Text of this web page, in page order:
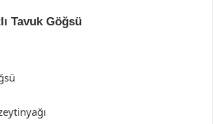
Tavuk Göğsü